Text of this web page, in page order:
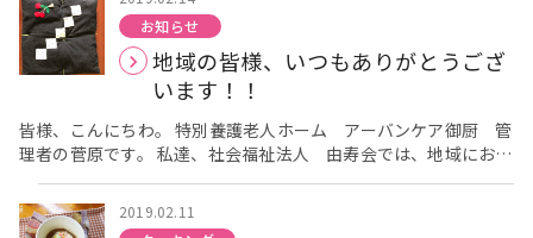
設に入所していても、たまにはビールを片手にたこ焼きやおでん
をつまんで、家族様や仲の良い方と楽しい時間を過ごして頂く時
の笑顔を拝見するとこちらまで、幸せな気持ちになってきます。
当：栄養課 村上
っています。 2/15（金）18：00～「看取りケア」という大切
なテーマで研修を行いました。 まず、初めに看取りケアとは何
でしょうか・・・？ 「近い将来、死が避けられないとされた人
に対し、身体的苦痛や精神的苦痛を緩和・軽減するとともに、人
生の最期まで尊厳ある生活を支援すること」 とのことでした。
今は、元気な人にも、いつか必ず訪れる「死」というものは、
とても怖いものの様に感じてしまう事があると思いますが、利用
者様の尊厳を大切にして、利用者様やご家族様に対してケアやフ
ォローすることで、身体的苦痛や精神的苦痛を緩和・軽減するこ
とが出来るとのお話もありました。 とても難しいテーマでした
お知らせ
地域の皆様、いつもありがとうござ
います！！
皆様、こんにちわ。 特別養護老人ホーム アーバンケア御厨 管
理者の菅原です。 私達、社会福祉法人 由寿会では、地域にお住
まいの皆様が、ますます元気になって頂けるように、友の会活動
というものを行っております。 先日、友の会の会員様から、手縫
いの座布団とアクリルたわしを頂きました。 施設に入居されて
2019.02.11